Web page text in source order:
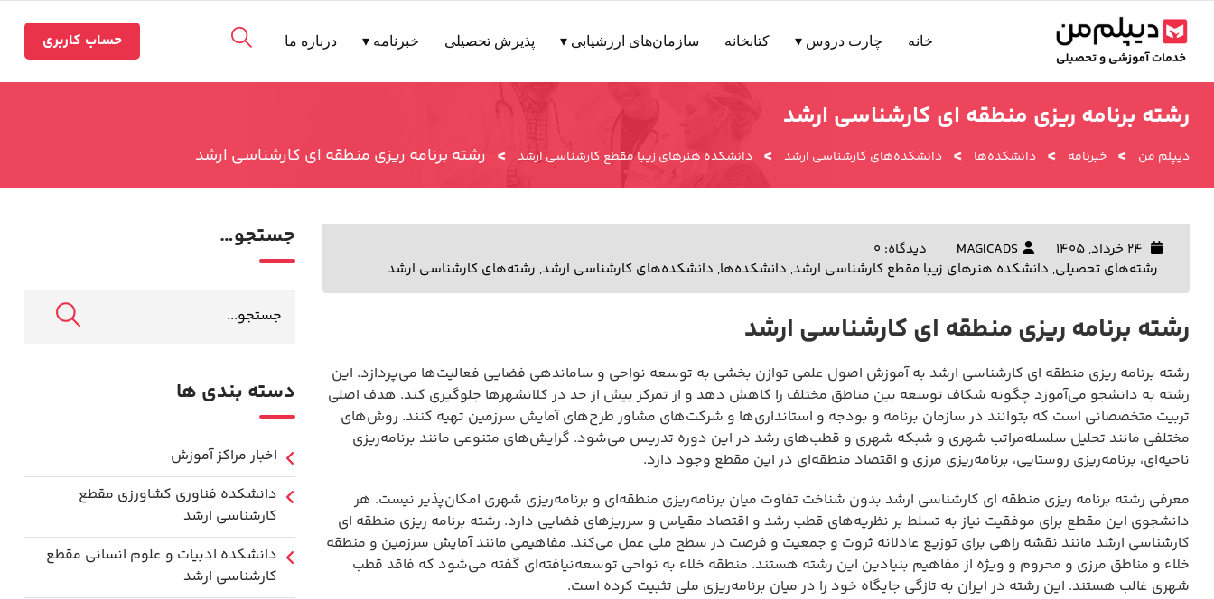
محتوا
خانه چارت دروس ▾ کتابخانه سازمان‌های ارزشیابی ▾ پذیرش تحصیلی خبرنامه ▾ درباره ما حساب کاربری
رشته برنامه ریزی منطقه ای کارشناسی ارشد
دیپلم من > خبرنامه > دانشکده‌ها > دانشکده‌های کارشناسی ارشد > دانشکده هنرهای زیبا مقطع کارشناسی ارشد > رشته برنامه ریزی منطقه ای کارشناسی ارشد
MAGICADS
دیدگاه: 0
رشته‌های تحصیلی, دانشکده هنرهای زیبا مقطع کارشناسی ارشد, دانشکده‌ها, دانشکده‌های کارشناسی ارشد, رشته‌های کارشناسی ارشد
رشته برنامه ریزی منطقه ای کارشناسی ارشد
رشته برنامه ریزی منطقه ای کارشناسی ارشد به آموزش اصول علمی توازن بخشی به توسعه نواحی و ساماندهی فضایی فعالیت‌ها می‌پردازد. این
رشته به دانشجو می‌آموزد چگونه شکاف توسعه بین مناطق مختلف را کاهش دهد و از تمرکز بیش از حد در کلانشهرها جلوگیری کند. هدف اصلی
تربیت متخصصانی است که بتوانند در سازمان برنامه و بودجه و استانداری‌ها و شرکت‌های مشاور طرح‌های آمایش سرزمین تهیه کنند. روش‌های
مختلفی مانند تحلیل سلسله‌مراتب شهری و شبکه شهری و قطب‌های رشد در این دوره تدریس می‌شود. گرایش‌های متنوعی مانند برنامه‌ریزی
ناحیه‌ای، برنامه‌ریزی روستایی، برنامه‌ریزی مرزی و اقتصاد منطقه‌ای در این مقطع وجود دارد.
معرفی رشته برنامه ریزی منطقه ای کارشناسی ارشد بدون شناخت تفاوت میان برنامه‌ریزی منطقه‌ای و برنامه‌ریزی شهری امکان‌پذیر نیست. هر
دانشجوی این مقطع برای موفقیت نیاز به تسلط بر نظریه‌های قطب رشد و اقتصاد مقیاس و سرریزهای فضایی دارد. رشته برنامه ریزی منطقه ای
کارشناسی ارشد مانند نقشه راهی برای توزیع عادلانه ثروت و جمعیت و فرصت در سطح ملی عمل می‌کند. مفاهیمی مانند آمایش سرزمین و منطقه
خلاء و مناطق مرزی و محروم و ویژه از مفاهیم بنیادین این رشته هستند. منطقه خلاء به نواحی توسعه‌نیافته‌ای گفته می‌شود که فاقد قطب
شهری غالب هستند. این رشته در ایران به تازگی جایگاه خود را در میان برنامه‌ریزی ملی تثبیت کرده است.
جستجو…
دسته بندی ها
اخبار مراکز آموزش
دانشكده فناوري كشاورزی مقطع
کارشناسی ارشد
دانشکده ادبیات و علوم انسانی مقطع
کارشناسی ارشد